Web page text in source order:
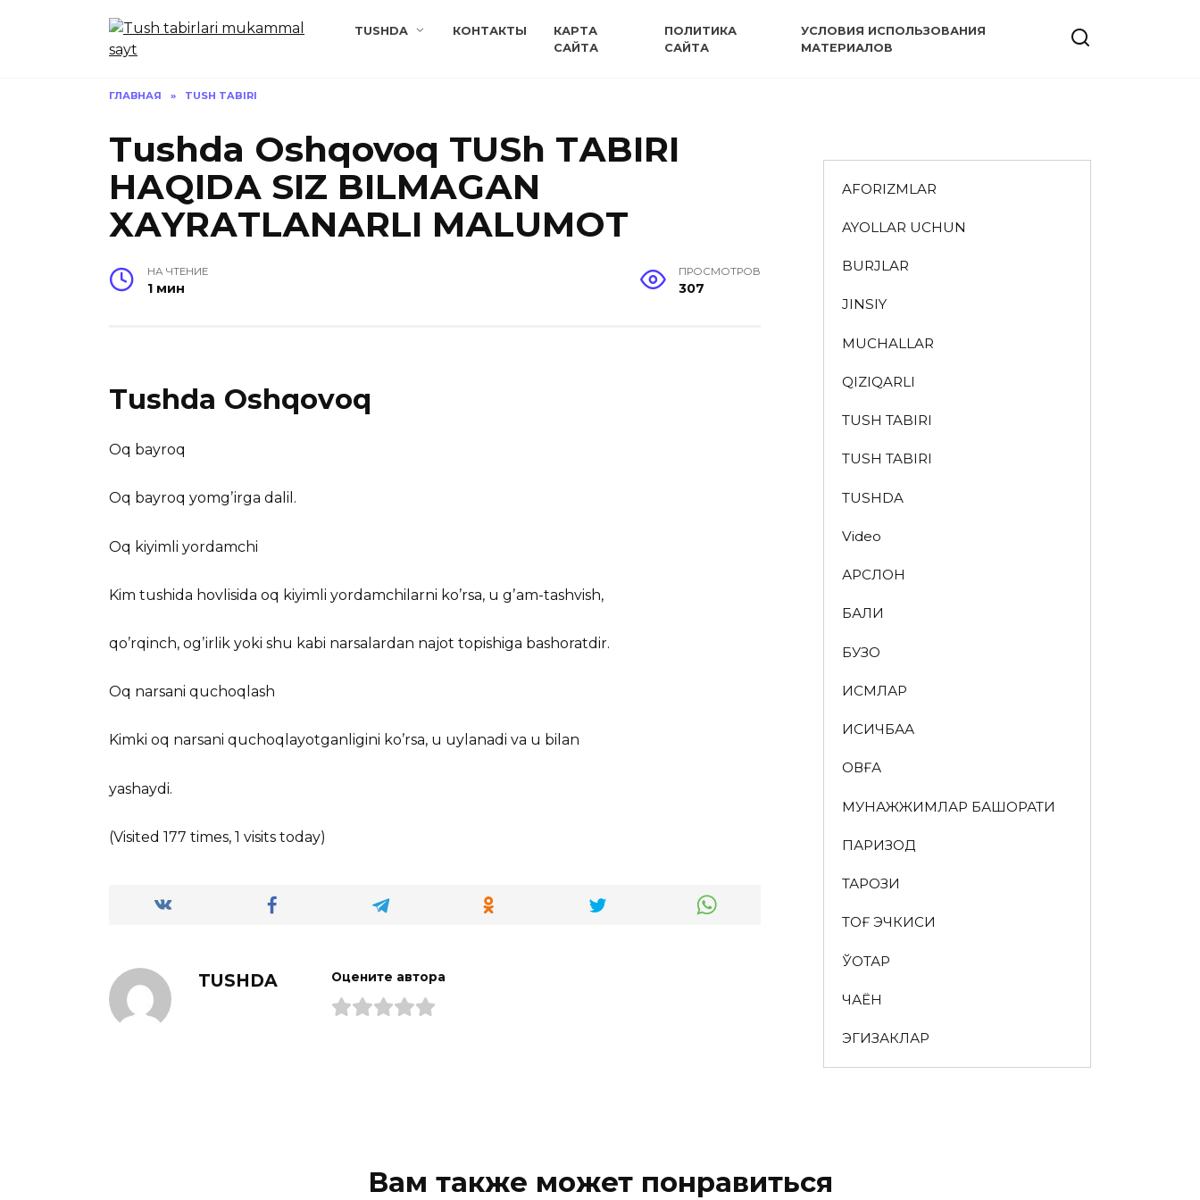
TUSHDA КОНТАКТЫ
КАРТА
САЙТА
ПОЛИТИКА
САЙТА
УСЛОВИЯ ИСПОЛЬЗОВАНИЯ
МАТЕРИАЛОВ
ГЛАВНАЯ » TUSH TABIRI
Tushda Oshqovoq TUSh TАBIRI
HАQIDА SIZ BILMАGАN
XАYRАTLАNАRLI MАLUMOT
НА ЧТЕНИЕ
1 мин
ПРОСМОТРОВ
307
Tushda Oshqovoq
Oq bayroq
Oq bayroq yomgʼirga dalil.
Oq kiyimli yordamchi
Kim tushida hovlisida oq kiyimli yordamchilarni koʼrsa, u gʼam-tashvish,
qoʼrqinch, ogʼirlik yoki shu kabi narsalardan najot topishiga bashoratdir.
Oq narsani quchoqlash
Kimki oq narsani quchoqlayotganligini koʼrsa, u uylanadi va u bilan
yashaydi.
(Visited 177 times, 1 visits today)
TUSHDA Оцените автора
AFORIZMLAR
AYOLLAR UCHUN
BURJLAR
JINSIY
MUCHALLAR
QIZIQARLI
TUSH TABIRI
TUSH TABIRI
TUSHDA
Video
АРСЛОН
БАЛИҚ
БУЗОҚ
ИСМЛАР
ҚИСҚИЧБАҚА
ҚОВҒА
МУНАЖЖИМЛАР БАШОРАТИ
ПАРИЗОД
ТАРОЗИ
ТОҒ ЭЧКИСИ
ЎҚОТАР
ЧАЁН
ЭГИЗАКЛАР
Вам также может понравиться